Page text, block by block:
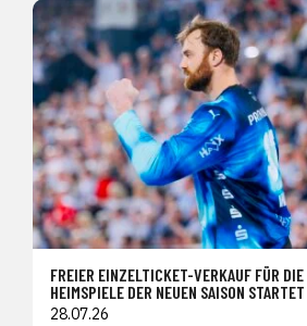
FREIER EINZELTICKET-VERKAUF FÜR DIE
HEIMSPIELE DER NEUEN SAISON STARTET
28.07.26